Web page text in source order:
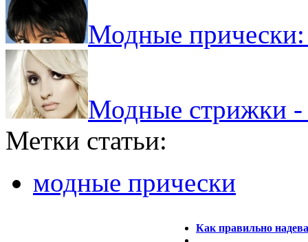
Модные прически:
Модные стрижки -
Метки статьи:
модные прически
Как правильно